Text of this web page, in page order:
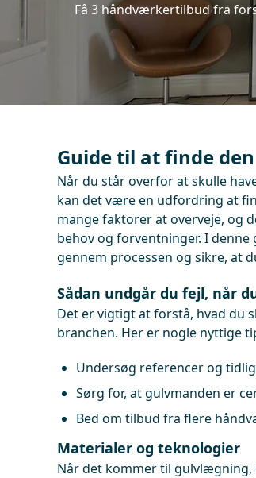
Få 3 håndværkertilbud fra
Guide til at finde
Når du står overfor at skulle
kan det være en udfordring at
mange faktorer at overveje, og
behov og forventninger. I
gennem processen og sikre, at
Sådan undgår du fejl, når
Det er vigtigt at forstå, hvad du
branchen. Her er nogle nyttige
Undersøg referencer og
Sørg for, at gulvmanden er
Bed om tilbud fra flere
Materialer og teknologier
Når det kommer til